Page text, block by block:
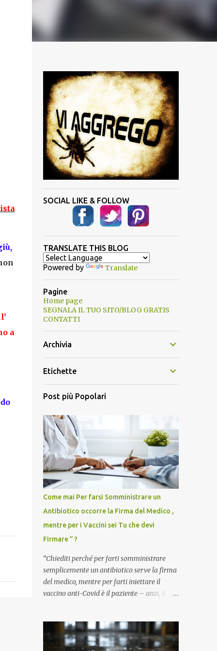
a
SOCIAL LIKE & FOLLOW
TRANSLATE THIS BLOG
Powered by Translate
Pagine
Home page
SEGNALA IL TUO SITO/BLOG GRATIS
CONTATTI
Archivia
Etichette
Post più Popolari
Come mai Per farsi Somministrare un
Antibiotico occorre la Firma del Medico ,
mentre per i Vaccini sei Tu che devi
Firmare ” ?
“Chiediti perché per farti somministrare
semplicemente un antibiotico serve la firma
del medico, mentre per farti iniettare il
vaccino anti-Covid è il paziente – anzi, il
domanda tanto semplice quanto devastante
quella posta dal dottor Andrea Stramezzi,